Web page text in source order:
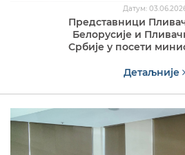
Датум:
Представници
Белорусије и
Србије у посети
Детаљније